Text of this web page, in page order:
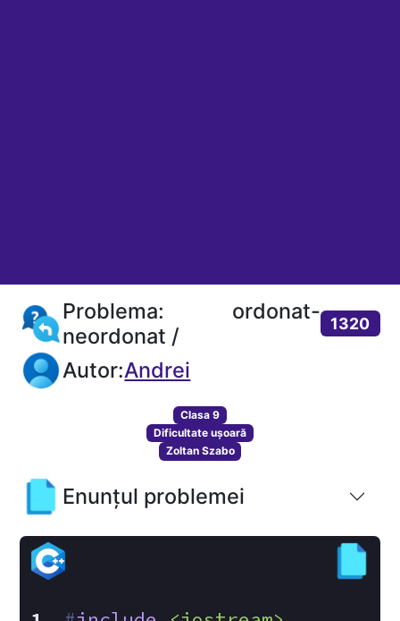
Problema: ordonat-
neordonat /
1320
Autor:Andrei
Clasa 9
Dificultate ușoară
Zoltan Szabo
Enunțul problemei